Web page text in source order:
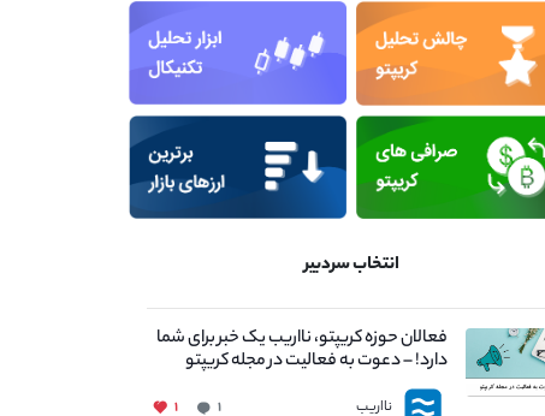
انتخاب سردبیر
فعالان حوزه کریپتو، نااریب یک خبر برای شما
دارد! – دعوت به فعالیت در مجله کریپتو
نااریب ۱ ۱